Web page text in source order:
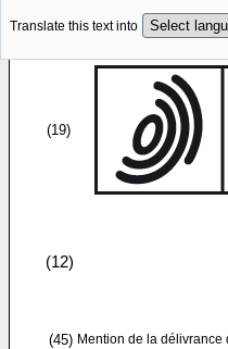
Translate this text into
(19)
(12)
(45) Mention de la délivrance